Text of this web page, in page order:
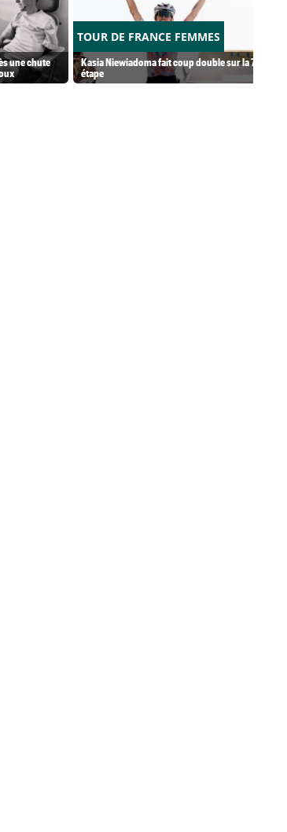
une chute
TOUR DE FRANCE FEMMES
Kasia Niewiadoma fait coup double sur la 7e
étape